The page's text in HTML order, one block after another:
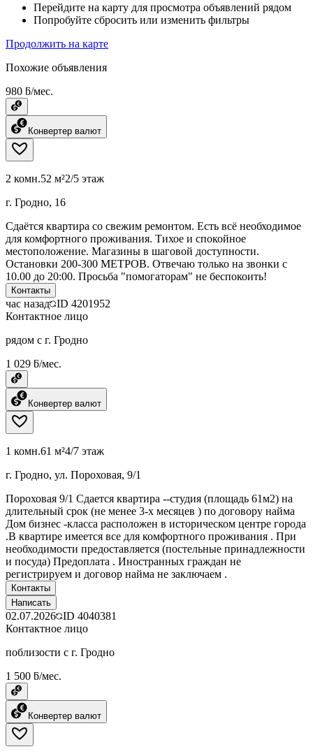
Перейдите на карту для просмотра объявлений рядом
Попробуйте сбросить или изменить фильтры
Продолжить на карте
Похожие объявления
980 ƃ/мес.
Конвертер валют
2 комн.52 м²2/5 этаж
г. Гродно, 16
Сдаётся квартира со свежим ремонтом. Есть всё необходимое
для комфортного проживания. Тихое и спокойное
местоположение. Магазины в шаговой доступности.
Остановки 200-300 МЕТРОВ. Отвечаю только на звонки с
10.00 до 20:00. Просьба "помогаторам" не беспокоить!
Контакты
час назад ID 4201952
Контактное лицо
рядом с г. Гродно
1 029 ƃ/мес.
Конвертер валют
1 комн.61 м²4/7 этаж
г. Гродно, ул. Пороховая, 9/1
Пороховая 9/1 Сдается квартира --студия (площадь 61м2) на
длительный срок (не менее 3-х месяцев ) по договору найма
Дом бизнес -класса расположен в историческом центре города
.В квартире имеется все для комфортного проживания . При
необходимости предоставляется (постельные принадлежности
и посуда) Предоплата . Иностранных граждан не
регистрируем и договор найма не заключаем .
Контакты
Написать
02.07.2026 ID 4040381
Контактное лицо
поблизости с г. Гродно
1 500 ƃ/мес.
Конвертер валют